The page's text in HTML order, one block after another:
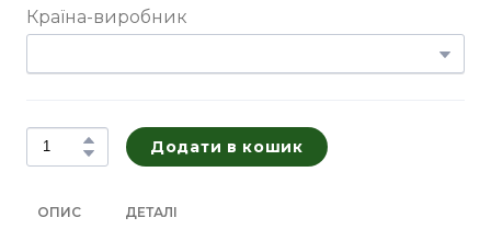
Країна-виробник
Додати в кошик
ОПИС ДЕТАЛІ